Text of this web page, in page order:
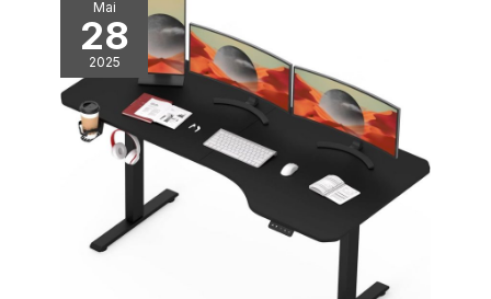
garantie de 5 ans pour le
cadre, le moteur et les
autres mécanismes, et
une garantie de 2 ans
pour le contrôleur,
l'interrupteur,
l'électronique. Flexispot,
expert en technologie
autonome à hauteur
réglable depuis 20 ans
Mai
28
2025